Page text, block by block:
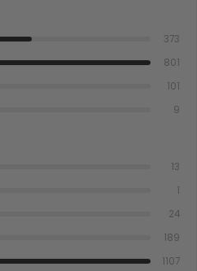
373
801
101
9
13
1
24
189
1107